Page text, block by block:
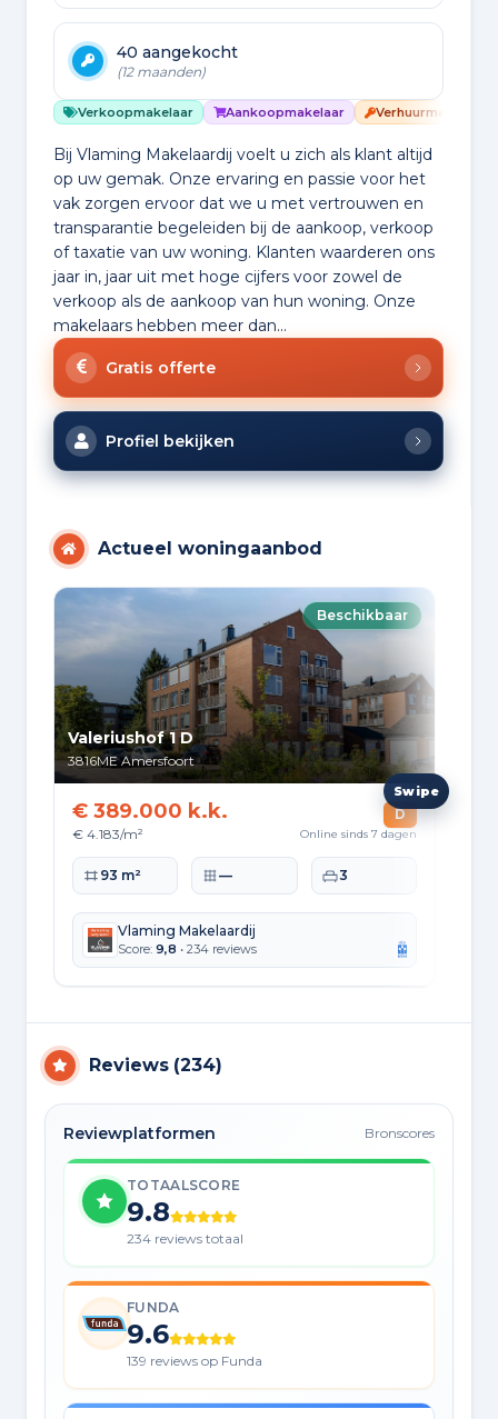
40 aangekocht
(12 maanden)
Verkoopmakelaar Aankoopmakelaar Verhuurmakelaar
Bij Vlaming Makelaardij voelt u zich als klant altijd
op uw gemak. Onze ervaring en passie voor het
vak zorgen ervoor dat we u met vertrouwen en
transparantie begeleiden bij de aankoop, verkoop
of taxatie van uw woning. Klanten waarderen ons
jaar in, jaar uit met hoge cijfers voor zowel de
verkoop als de aankoop van hun woning. Onze
makelaars hebben meer dan...
Gratis offerte
Profiel bekijken
Actueel woningaanbod
Beschikbaar
Valeriushof 1 D
3816ME Amersfoort
€ 389.000 k.k.
€ 4.183/m²
D
Online sinds 7 dagen
Woonoppervlakte
93 m² Perceeloppervlakte
— Slaapkamers
3
Vlaming Makelaardij
Score: 9,8 • 234 reviews
Reviews (234)
Reviewplatformen Bronscores
TOTAALSCORE
9.8
234 reviews totaal
FUNDA
9.6
139 reviews op Funda